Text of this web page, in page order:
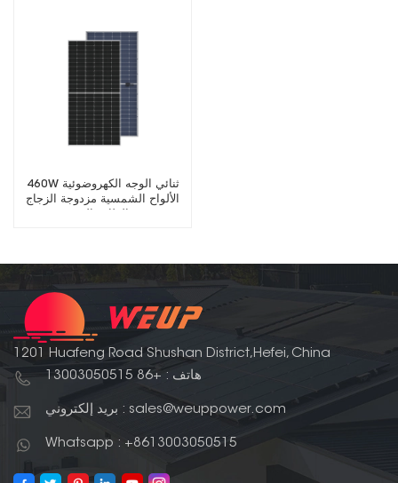
460W ثنائي الوجه الكهروضوئية
الألواح الشمسية مزدوجة الزجاج
1201 Huafeng Road Shushan District,Hefei, China
هاتف : +86 13003050515
بريد إلكتروني : sales@weuppower.com
Whatsapp : +8613003050515